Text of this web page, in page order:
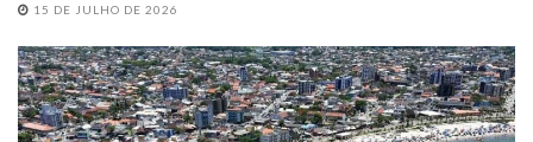
15 DE JULHO DE 2026